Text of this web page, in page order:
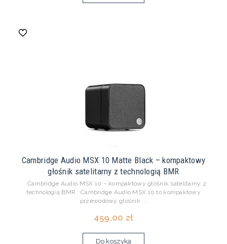
Cambridge Audio MSX 10 Matte Black – kompaktowy
głośnik satelitarny z technologią BMR
Cambridge Audio MSX 10 – kompaktowy głośnik satelitarny z
technologią BMR Cambridge Audio MSX 10 to kompaktowy
przewodowy głośnik ...
459,00 zł
Do koszyka